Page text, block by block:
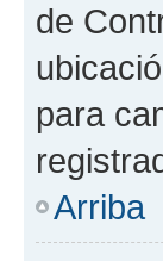
de
para
Arriba